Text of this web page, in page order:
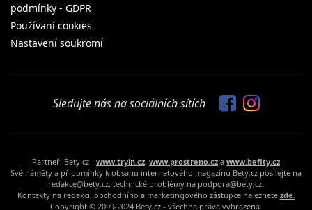
podmínky - GDPR
Používaní cookies
Nastavení soukromí
Sledujte nás na sociálních sítích
Partneři Bety.cz - www.tryin.cz, www.prostreno.cz a www.befity.cz
Své náměty a připomínky k obsahu internetového magazínu Bety.cz posílejte na
redakce@bety.cz, technické problémy na podpora@bety.cz.
Kontakty na redakci, obchodního a marketingového zástupce naleznete zde.
Copyright © 2009-2024 Bety.cz - všechna práva vyhrazena.